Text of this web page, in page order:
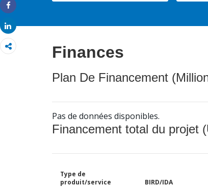
Share
Share
Finances
Plan De Financement
Pas de données disponibles.
Financement total du projet
Type de
produit/service
BIRD/IDA